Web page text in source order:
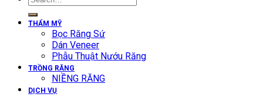
THẨM MỸ
Bọc Răng Sứ
Dán Veneer
Phẫu Thuật Nướu Răng
TRỒNG RĂNG
NIỀNG RĂNG
DỊCH VỤ